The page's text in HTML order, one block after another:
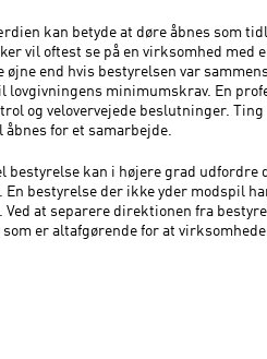
kan betyde at døre åbnes som
vil oftest se på en virksomhed med
øjne end hvis bestyrelsen var
lovgivningens minimumskrav. En
og velovervejede beslutninger.
åbnes for et samarbejde.
bestyrelse kan i højere grad
En bestyrelse der ikke yder modspil
Ved at separere direktionen fra
er altafgørende for at